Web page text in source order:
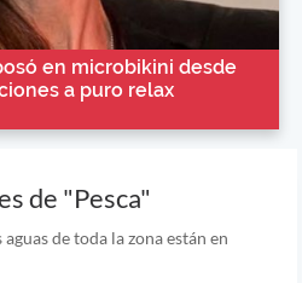
en microbikini desde
a puro relax
de "Pesca"
de toda la zona están en